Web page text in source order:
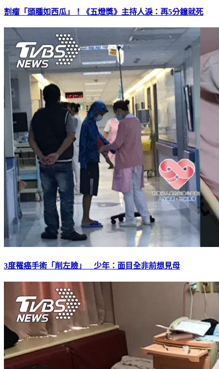
割瘤「頭腫如西瓜」！《五燈獎》主持人淚：再5分鐘就死
3度罹癌手術「削左臉」 少年：面目全非前想見母